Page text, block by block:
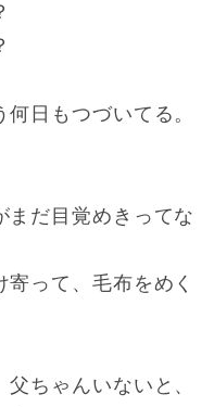
日もつづいてる。
まだ目覚めきってな
って、毛布をめく
ちゃんいないと、